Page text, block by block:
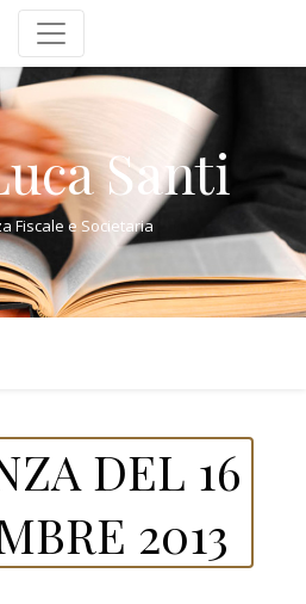
Santi
Fiscale e Societaria
DEL 16
2013